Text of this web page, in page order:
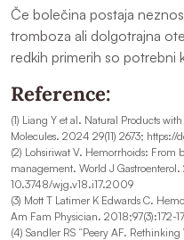
Če bolečina postaja
tromboza ali dolgotrajna
redkih primerih so potrebni
Reference:
(1) Liang Y et al. Natural Products
Molecules. 2024 29(11) 2673; https://
(2) Lohsiriwat V. Hemorrhoids: From
management. World J
10.3748/wjg.v18.i17.2009
(3) Mott T Latimer K Edwards C.
Am Fam Physician. 2018;97(3):172-
(4) Sandler RS “Peery AF.